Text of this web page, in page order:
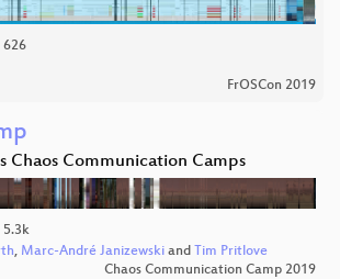
626
FrOSCon 2019
Chaos Communication Camps
5.3k
, Marc-André Janizewski and Tim Pritlove
Chaos Communication Camp 2019